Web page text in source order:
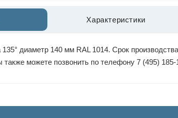
Характеристики
диаметр 140 мм RAL 1014. Срок
также можете позвонить по телефону 7 (495)